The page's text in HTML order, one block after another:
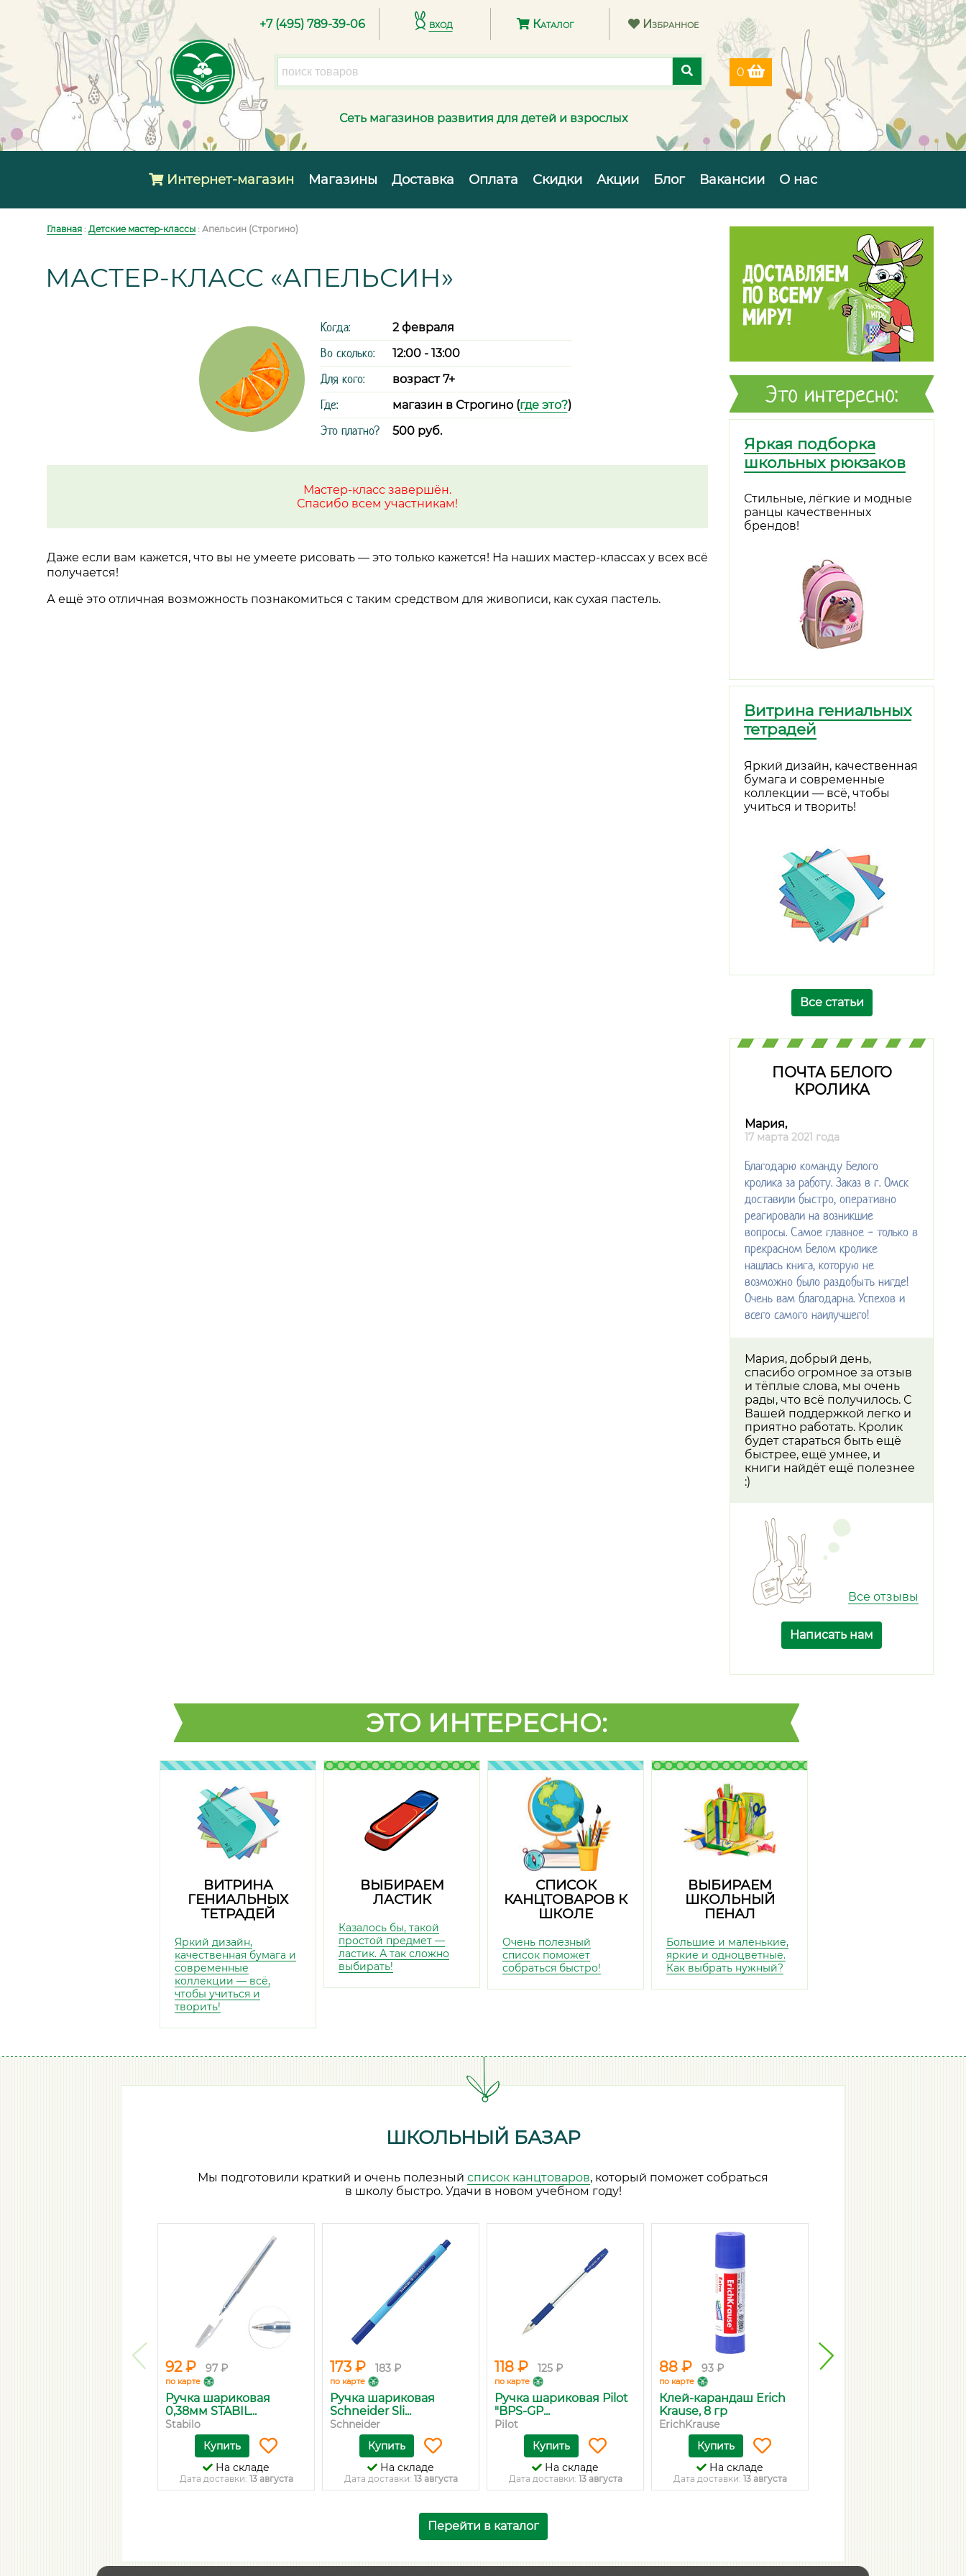
+7 (495) 789-39-06 вход Каталог Избранное
0
Сеть магазинов развития для детей и взрослых
Интернет-магазин Магазины Доставка Оплата Скидки Акции Блог Вакансии О нас
Главная : Детские мастер-классы : Апельсин (Строгино)
МАСТЕР-КЛАСС «АПЕЛЬСИН»
Когда: 2 февраля
Во сколько: 12:00 - 13:00
Для кого: возраст 7+
Где: магазин в Строгино (где это?)
Это платно? 500 руб.
Мастер-класс завершён.
Спасибо всем участникам!
Даже если вам кажется, что вы не умеете рисовать — это только кажется! На наших мастер-классах у всех всё
получается!
А ещё это отличная возможность познакомиться с таким средством для живописи, как сухая пастель.
Это интересно:
Яркая подборка
школьных рюкзаков
Стильные, лёгкие и модные
ранцы качественных
брендов!
Витрина гениальных
тетрадей
Яркий дизайн, качественная
бумага и современные
коллекции — всё, чтобы
учиться и творить!
Все статьи
ПОЧТА БЕЛОГО
КРОЛИКА
Мария,
17 марта 2021 года
Благодарю команду Белого
кролика за работу. Заказ в г. Омск
доставили быстро, оперативно
реагировали на возникшие
вопросы. Самое главное - только в
прекрасном Белом кролике
нашлась книга, которую не
возможно было раздобыть нигде!
Очень вам благодарна. Успехов и
всего самого наилучшего!
Мария, добрый день,
спасибо огромное за отзыв
и тёплые слова, мы очень
рады, что всё получилось. С
Вашей поддержкой легко и
приятно работать. Кролик
будет стараться быть ещё
быстрее, ещё умнее, и
книги найдёт ещё полезнее
:)
Все отзывы
Написать нам
ЭТО ИНТЕРЕСНО:
ВИТРИНА
ГЕНИАЛЬНЫХ
ТЕТРАДЕЙ
Яркий дизайн,
качественная бумага и
современные
коллекции — всё,
чтобы учиться и
творить!
ВЫБИРАЕМ
ЛАСТИК
Казалось бы, такой
простой предмет —
ластик. А так сложно
выбирать!
СПИСОК
КАНЦТОВАРОВ К
ШКОЛЕ
Очень полезный
список поможет
собраться быстро!
ВЫБИРАЕМ
ШКОЛЬНЫЙ
ПЕНАЛ
Большие и маленькие,
яркие и одноцветные.
Как выбрать нужный?
ШКОЛЬНЫЙ БАЗАР
Мы подготовили краткий и очень полезный список канцтоваров, который поможет собраться
в школу быстро. Удачи в новом учебном году!
92 ₽ 97 ₽
по карте
Ручка шариковая
0,38мм STABIL...
Stabilo
Купить
На складе
Дата доставки: 13 августа
173 ₽ 183 ₽
по карте
Ручка шариковая
Schneider Sli...
Schneider
Купить
На складе
Дата доставки: 13 августа
118 ₽ 125 ₽
по карте
Ручка шариковая Pilot
"BPS-GP...
Pilot
Купить
На складе
Дата доставки: 13 августа
88 ₽ 93 ₽
по карте
Клей-карандаш Erich
Krause, 8 гр
ErichKrause
Купить
На складе
Дата доставки: 13 августа
52 ₽
Перейти в каталог